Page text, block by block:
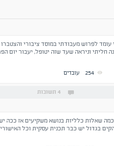
לפרוש מעבודתי במוסד ציבורי והצטברו
חליתי וניראה שעד שזה יטופל, יעבור יום
254 עובדים
4 תשובות
שאלות כלליות בנושא משקיעים אז ככה
בגדול יש כבר תכנית עסקית וכל
שיבואו להשקיע בעסק להחזיר את